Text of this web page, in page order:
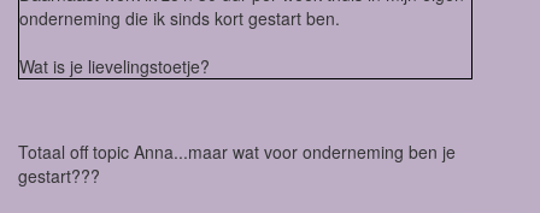
onderneming die ik sinds kort gestart ben.
Wat is je lievelingstoetje?
Totaal off topic Anna...maar wat voor onderneming ben je
gestart???